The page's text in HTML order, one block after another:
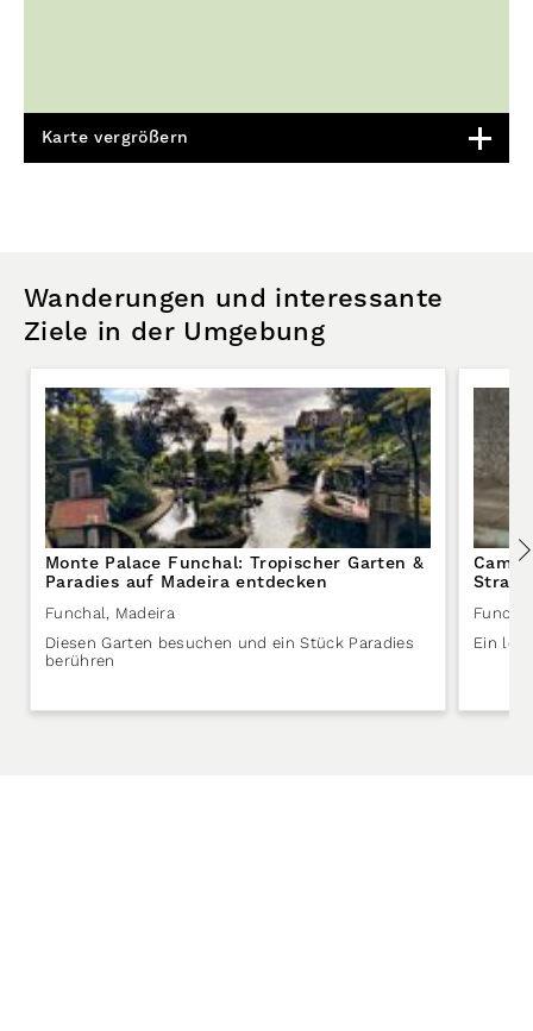
Karte vergrößern
Wanderungen und interessante
Ziele in der Umgebung
Monte Palace Funchal: Tropischer Garten &
Paradies auf Madeira entdecken
Funchal, Madeira
Diesen Garten besuchen und ein Stück Paradies
berühren
Ein